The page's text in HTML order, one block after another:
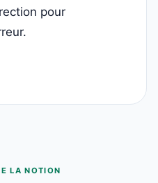
pour
LA NOTION